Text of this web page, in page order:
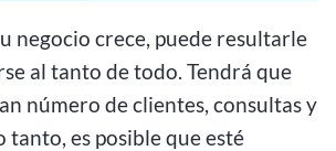
negocio crece, puede resultarle
al tanto de todo. Tendrá que
número de clientes, consultas y
tanto, es posible que esté